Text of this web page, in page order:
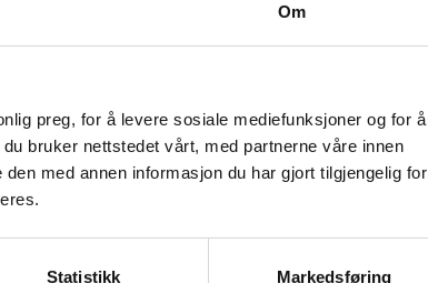
Om
preg, for å levere sosiale mediefunksjoner og for å
bruker nettstedet vårt, med partnerne våre innen
med annen informasjon du har gjort tilgjengelig for
Statistikk Markedsføring